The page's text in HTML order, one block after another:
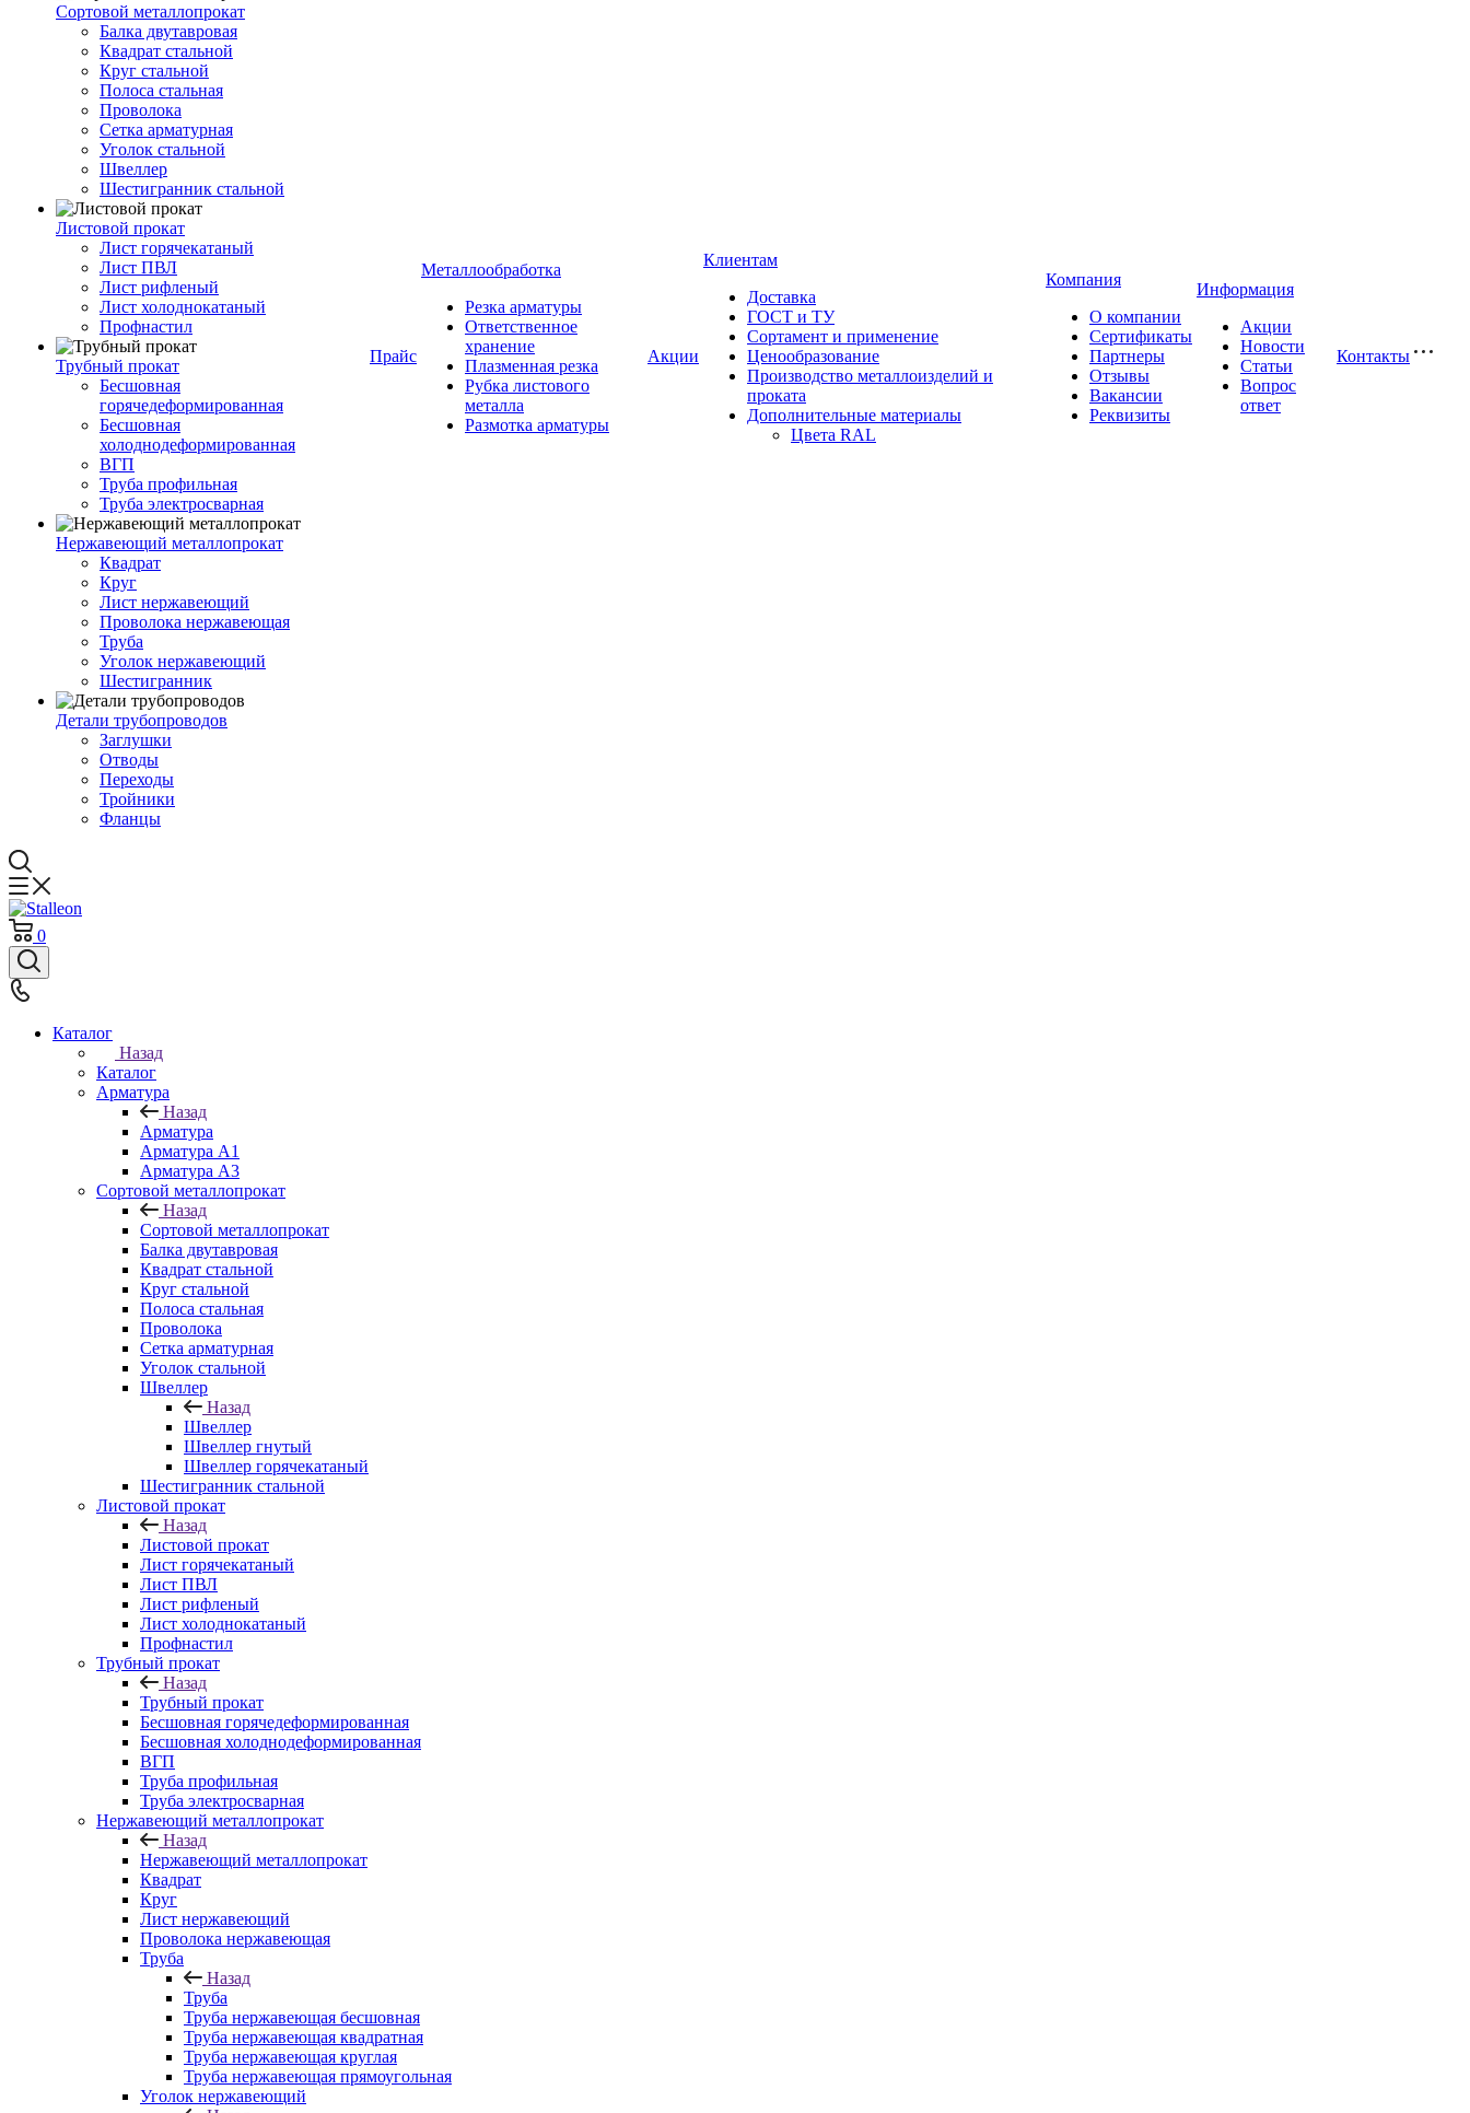
Сортовой металлопрокат
Балка двутавровая
Квадрат стальной
Круг стальной
Полоса стальная
Проволока
Сетка арматурная
Уголок стальной
Швеллер
Шестигранник стальной
Листовой прокат
Лист горячекатаный
Лист ПВЛ
Лист рифленый
Лист холоднокатаный
Профнастил
Трубный прокат
Бесшовная
горячедеформированная
Бесшовная
холоднодеформированная
ВГП
Труба профильная
Труба электросварная
Нержавеющий металлопрокат
Квадрат
Круг
Лист нержавеющий
Проволока нержавеющая
Труба
Уголок нержавеющий
Шестигранник
Детали трубопроводов
Заглушки
Отводы
Переходы
Тройники
Фланцы
Прайс
Металлообработка
Резка арматуры
Ответственное
хранение
Плазменная резка
Рубка листового
металла
Размотка арматуры
Акции
Клиентам
Доставка
ГОСТ и ТУ
Сортамент и применение
Ценообразование
Производство металлоизделий и
проката
Дополнительные материалы
Цвета RAL
Компания
О компании
Сертификаты
Партнеры
Отзывы
Вакансии
Реквизиты
Информация
Акции
Новости
Статьи
Вопрос
ответ
Контакты
0
Каталог
Назад
Каталог
Арматура
Назад
Арматура
Арматура A1
Арматура А3
Сортовой металлопрокат
Назад
Сортовой металлопрокат
Балка двутавровая
Квадрат стальной
Круг стальной
Полоса стальная
Проволока
Сетка арматурная
Уголок стальной
Швеллер
Назад
Швеллер
Швеллер гнутый
Швеллер горячекатаный
Шестигранник стальной
Листовой прокат
Назад
Листовой прокат
Лист горячекатаный
Лист ПВЛ
Лист рифленый
Лист холоднокатаный
Профнастил
Трубный прокат
Назад
Трубный прокат
Бесшовная горячедеформированная
Бесшовная холоднодеформированная
ВГП
Труба профильная
Труба электросварная
Нержавеющий металлопрокат
Назад
Нержавеющий металлопрокат
Квадрат
Круг
Лист нержавеющий
Проволока нержавеющая
Труба
Назад
Труба
Труба нержавеющая бесшовная
Труба нержавеющая квадратная
Труба нержавеющая круглая
Труба нержавеющая прямоугольная
Уголок нержавеющий